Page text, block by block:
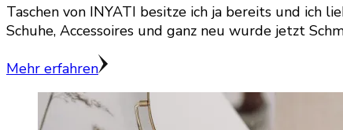
Taschen von INYATI besitze ich ja bereits und ich
Schuhe, Accessoires und ganz neu wurde jetzt
Mehr erfahren